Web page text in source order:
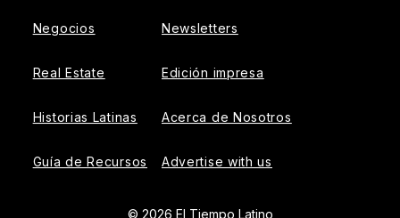
Negocios
Real Estate
Historias Latinas
Guía de Recursos
Newsletters
Edición impresa
Acerca de Nosotros
Advertise with us
© 2026 El Tiempo Latino